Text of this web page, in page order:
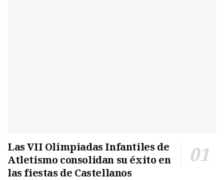
Las VII Olimpiadas Infantiles de
Atletismo consolidan su éxito en
las fiestas de Castellanos